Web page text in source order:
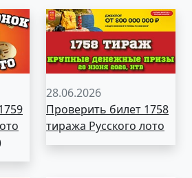
28.06.2026
Проверить билет 1758
тиража Русского лото